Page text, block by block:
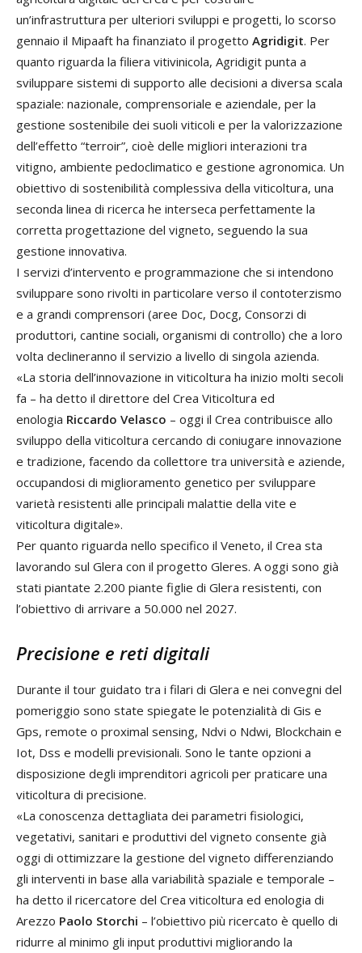
un’infrastruttura per ulteriori sviluppi e progetti, lo scorso
gennaio il Mipaaft ha finanziato il progetto Agridigit. Per
quanto riguarda la filiera vitivinicola, Agridigit punta a
sviluppare sistemi di supporto alle decisioni a diversa scala
spaziale: nazionale, comprensoriale e aziendale, per la
gestione sostenibile dei suoli viticoli e per la valorizzazione
dell’effetto “terroir”, cioè delle migliori interazioni tra
vitigno, ambiente pedoclimatico e gestione agronomica. Un
obiettivo di sostenibilità complessiva della viticoltura, una
seconda linea di ricerca he interseca perfettamente la
corretta progettazione del vigneto, seguendo la sua
gestione innovativa.
I servizi d’intervento e programmazione che si intendono
sviluppare sono rivolti in particolare verso il contoterzismo
e a grandi comprensori (aree Doc, Docg, Consorzi di
produttori, cantine sociali, organismi di controllo) che a loro
volta declineranno il servizio a livello di singola azienda.
«La storia dell’innovazione in viticoltura ha inizio molti secoli
fa – ha detto il direttore del Crea Viticoltura ed
enologia Riccardo Velasco – oggi il Crea contribuisce allo
sviluppo della viticoltura cercando di coniugare innovazione
e tradizione, facendo da collettore tra università e aziende,
occupandosi di miglioramento genetico per sviluppare
varietà resistenti alle principali malattie della vite e
viticoltura digitale».
Per quanto riguarda nello specifico il Veneto, il Crea sta
lavorando sul Glera con il progetto Gleres. A oggi sono già
stati piantate 2.200 piante figlie di Glera resistenti, con
l’obiettivo di arrivare a 50.000 nel 2027.
Precisione e reti digitali
Durante il tour guidato tra i filari di Glera e nei convegni del
pomeriggio sono state spiegate le potenzialità di Gis e
Gps, remote o proximal sensing, Ndvi o Ndwi, Blockchain e
Iot, Dss e modelli previsionali. Sono le tante opzioni a
disposizione degli imprenditori agricoli per praticare una
viticoltura di precisione.
«La conoscenza dettagliata dei parametri fisiologici,
vegetativi, sanitari e produttivi del vigneto consente già
oggi di ottimizzare la gestione del vigneto differenziando
gli interventi in base alla variabilità spaziale e temporale –
ha detto il ricercatore del Crea viticoltura ed enologia di
Arezzo Paolo Storchi – l’obiettivo più ricercato è quello di
ridurre al minimo gli input produttivi migliorando la